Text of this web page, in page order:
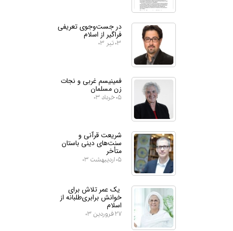
در جست‌وجوی تعریفی
فراگیر از اسلام
۰۳ تیر ۰۳
فمینیسم غربی و نجات
زن مسلمان
۰۵ خرداد ۰۳
شریعت قرآنی و
سنت‌های دینی باستان
متأخر
۰۵ اردیبهشت ۰۳
یک عمر تلاش برای
خوانش برابری‌طلبانه از
اسلام
۲۷ فروردین ۰۳